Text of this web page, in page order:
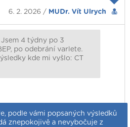
6. 2. 2026 / MUDr. Vít Ulrych
4 týdny po 3
po odebrání varlete.
kde mi vyšlo: CT
podle vámi popsaných výsledků
znepokojivě a nevybočuje z